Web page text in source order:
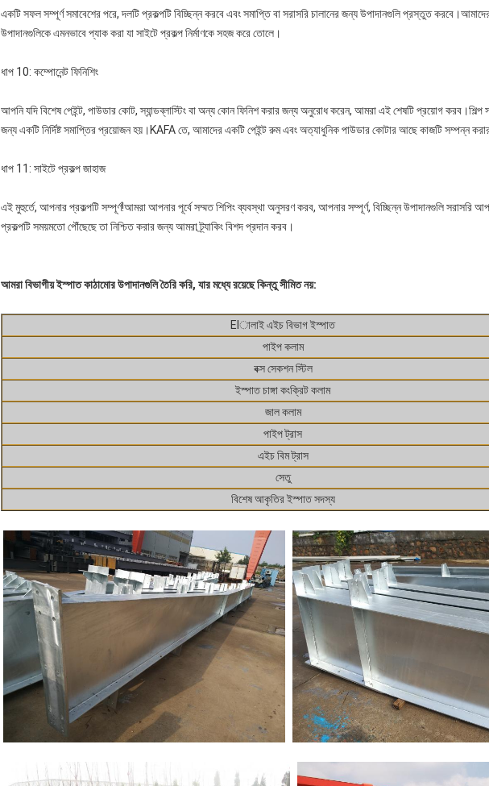
একটি সফল সম্পূর্ণ সমাবেশের পরে, দলটি প্রকল্পটি বিচ্ছিন্ন করবে এবং সমাপ্তি বা সরাসরি চালানের জন্য উপাদানগুলি প্রস্তুত
উপাদানগুলিকে এমনভাবে প্যাক করা যা সাইটে প্রকল্প নির্মাণকে সহজ করে তোলে।
ধাপ 10: কম্পোনেন্ট ফিনিশিং
আপনি যদি বিশেষ পেইন্ট, পাউডার কোট, স্যান্ডব্লাস্টিং বা অন্য কোন ফিনিশ করার জন্য অনুরোধ করেন, আমরা এই শেষটি প্রয়োগ করব।শিল্প
জন্য একটি নির্দিষ্ট সমাপ্তির প্রয়োজন হয়।KAFA তে, আমাদের একটি পেইন্ট রুম এবং অত্যাধুনিক পাউডার কোটার আছে কাজটি সম্পন্ন
ধাপ 11: সাইটে প্রকল্প জাহাজ
এই মুহুর্তে, আপনার প্রকল্পটি সম্পূর্ণ!আমরা আপনার পূর্বে সম্মত শিপিং ব্যবস্থা অনুসরণ করব, আপনার সম্পূর্ণ, বিচ্ছিন্ন উপাদানগুলি সরাসরি
প্রকল্পটি সময়মতো পৌঁছেছে তা নিশ্চিত করার জন্য আমরা ট্র্যাকিং বিশদ প্রদান করব।
আমরা বিভাগীয় ইস্পাত কাঠামোর উপাদানগুলি তৈরি করি, যার মধ্যে রয়েছে কিন্তু সীমিত নয়:
Elালাই এইচ বিভাগ ইস্পাত
পাইপ কলাম
বক্স সেকশন স্টিল
ইস্পাত চাঙ্গা কংক্রিট কলাম
জাল কলাম
পাইপ ট্রাস
এইচ বিম ট্রাস
সেতু
বিশেষ আকৃতির ইস্পাত সদস্য